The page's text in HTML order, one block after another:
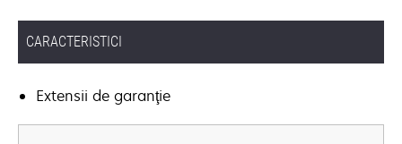
CARACTERISTICI
Extensii de garanţie